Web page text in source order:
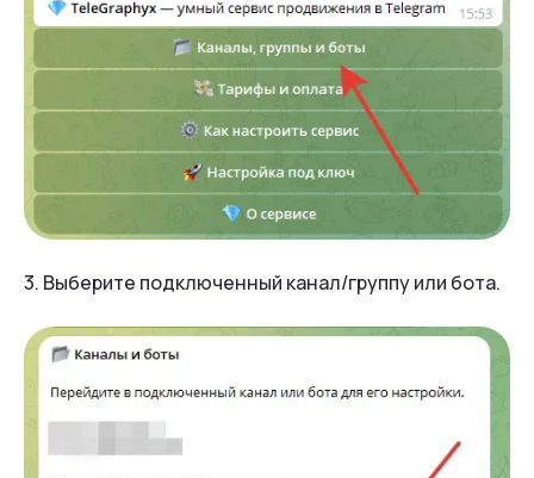
3. Выберите подключенный канал/группу или бота.